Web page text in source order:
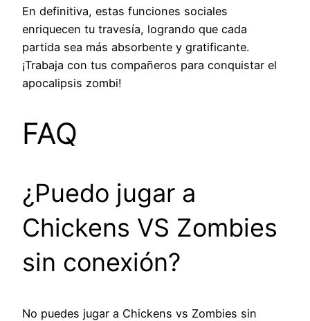
En definitiva, estas funciones sociales
enriquecen tu travesía, logrando que cada
partida sea más absorbente y gratificante.
¡Trabaja con tus compañeros para conquistar el
apocalipsis zombi!
FAQ
¿Puedo jugar a
Chickens VS Zombies
sin conexión?
No puedes jugar a Chickens vs Zombies sin